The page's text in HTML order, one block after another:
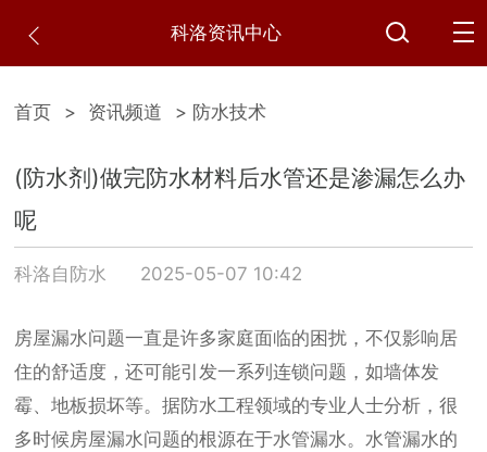
科洛资讯中心
首页 > 资讯频道 > 防水技术
(防水剂)做完防水材料后水管还是渗漏怎么办
呢
科洛自防水 2025-05-07 10:42
房屋漏水问题一直是许多家庭面临的困扰，不仅影响居
住的舒适度，还可能引发一系列连锁问题，如墙体发
霉、地板损坏等。据防水工程领域的专业人士分析，很
多时候房屋漏水问题的根源在于水管漏水。水管漏水的